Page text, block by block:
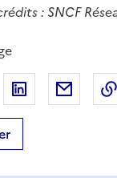
o
: SNCF
Facebook
Partager sur XPartager sur